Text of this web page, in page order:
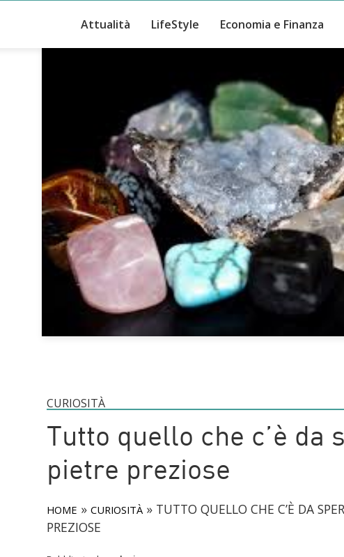
Attualità LifeStyle Economia e Finanza
CURIOSITÀ
Tutto quello che c’è da
pietre preziose
HOME » CURIOSITÀ » TUTTO QUELLO CHE C’È DA
PREZIOSE